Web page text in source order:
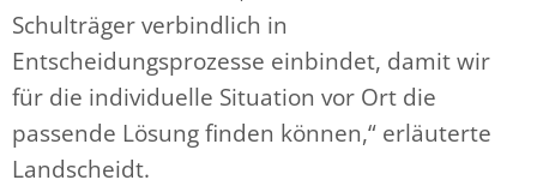
Schulträger verbindlich in
Entscheidungsprozesse einbindet, damit wir
für die individuelle Situation vor Ort die
passende Lösung finden können,“ erläuterte
Landscheidt.